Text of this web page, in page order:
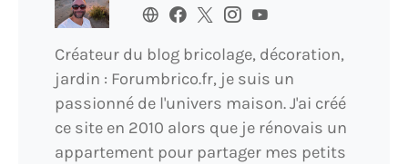
Créateur du blog bricolage, décoration,
jardin : Forumbrico.fr, je suis un
passionné de l'univers maison. J'ai créé
ce site en 2010 alors que je rénovais un
appartement pour partager mes petits